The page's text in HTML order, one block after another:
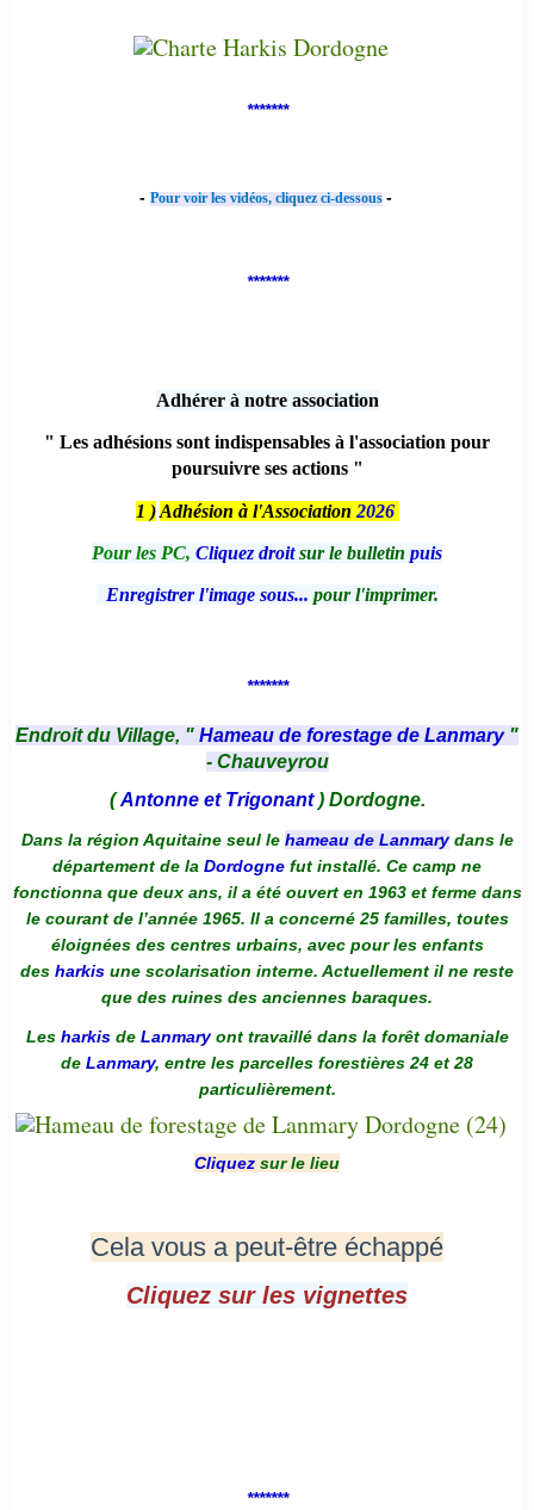
*******
- Pour voir les vidéos, cliquez ci-dessous -
*******
Adhérer à notre association
" Les adhésions sont indispensables à l'association pour
poursuivre ses actions "
1 ) Adhésion à l'Association 2026
Pour les PC, Cliquez droitsur le bulletin puis
Enregistrer l'image sous... pour l'imprimer.
*******
Endroit du Village, " Hameau de forestage de Lanmary "
- Chauveyrou
(Antonne et Trigonant) Dordogne.
Dans la région Aquitaine seul le hameau de Lanmarydans le
département de la Dordogne fut installé. Ce camp ne
fonctionna que deux ans, il a été ouvert en 1963 et ferme dans
le courant de l’année 1965. Il a concerné 25 familles, toutes
éloignées des centres urbains, avec pour les enfants
des harkis une scolarisation interne. Actuellement il ne reste
que des ruines des anciennes baraques.
Les harkis de Lanmaryont travaillé dans la forêt domaniale
de Lanmary, entre les parcelles forestières 24 et 28
particulièrement.
Cliquez sur le lieu
Cela vous a peut-être échappé
Cliquez sur les vignettes
*******